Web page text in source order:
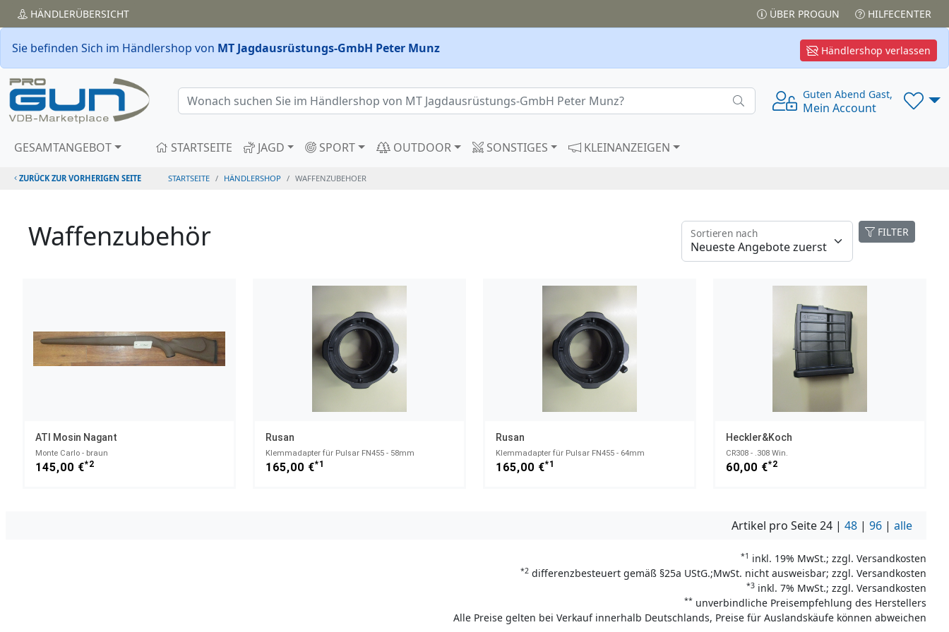
HÄNDLERÜBERSICHT ÜBER PROGUN HILFECENTER
Händlershop verlassen
Sie befinden Sich im Händlershop von MT Jagdausrüstungs-GmbH Peter Munz
Guten Abend Gast,
Mein Account
GESAMTANGEBOT STARTSEITE JAGD SPORT OUTDOOR SONSTIGES KLEINANZEIGEN
ZURÜCK ZUR VORHERIGEN SEITE STARTSEITE HÄNDLERSHOP WAFFENZUBEHOER
Waffenzubehör FILTER
Sortieren nach
ATI Mosin Nagant
Monte Carlo - braun
145,00 €*2
Rusan
Klemmadapter für Pulsar FN455 - 58mm
165,00 €*1
Rusan
Klemmadapter für Pulsar FN455 - 64mm
165,00 €*1
Heckler&Koch
CR308 - .308 Win.
60,00 €*2
Artikel pro Seite24 | 48 | 96 | alle
*1 inkl. 19% MwSt.; zzgl. Versandkosten
*2 differenzbesteuert gemäß §25a UStG.;MwSt. nicht ausweisbar; zzgl. Versandkosten
*3 inkl. 7% MwSt.; zzgl. Versandkosten
** unverbindliche Preisempfehlung des Herstellers
Alle Preise gelten bei Verkauf innerhalb Deutschlands, Preise für Auslandskäufe können abweichen